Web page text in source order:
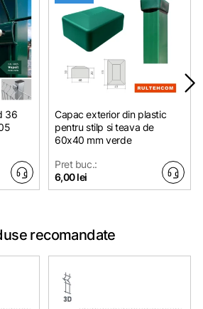
36
Capac exterior din plastic
pentru stilp si teava de
60x40 mm verde
Pret buc.:
6,00 lei
recomandate